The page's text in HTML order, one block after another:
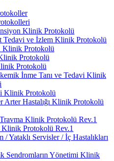
Klinik Protokolü
Tedavi ve İzlem Klinik Protokolü
Protokolü
Protokolü
Protokolü
İnme Tanı ve Tedavi Klinik
Klinik Protokolü
Arter Hastalığı Klinik Protokolü
Klinik Protokolü Rev.1
Protokolü Rev.1
/ Yataklı Servisler / İç Hastalıkları
Sendromların Yönetimi Klinik